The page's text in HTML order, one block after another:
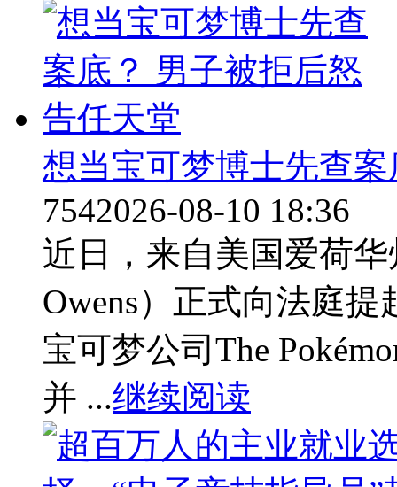
想当宝可梦博士先查
7542026-08-10 18:36
近日，来自美国爱荷
Owens）正式向法庭
宝可梦公司The
并 ...继续阅读